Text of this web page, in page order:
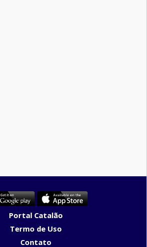
Portal Catalão
Termo de Uso
Contato